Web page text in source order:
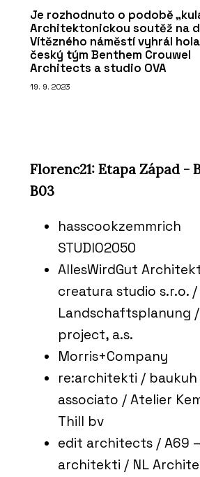
Je rozhodnuto o podobě
Architektonickou soutěž na
Vítězného náměstí vyhrál
český tým Benthem Crouwel
Architects a studio OVA
19. 9. 2023
Florenc21: Etapa Západ -
B03
hasscookzemmrich
STUDIO2050
AllesWirdGut
creatura studio s.r.o. /
Landschaftsplanung /
project, a.s.
Morris+Company
re:architekti /
associato / Atelier
Thill bv
edit architects / A69 –
architekti / NL